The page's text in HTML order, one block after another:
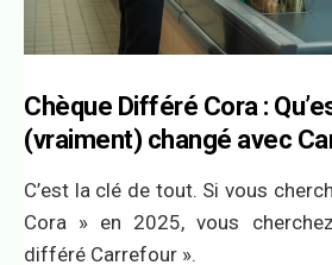
Chèque Différé Cora :
(vraiment) changé avec
C’est la clé de tout. Si vous
Cora » en 2025, vous
différé Carrefour ».